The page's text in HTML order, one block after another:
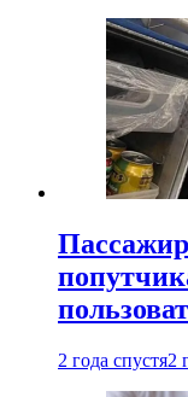
2 года спустя2